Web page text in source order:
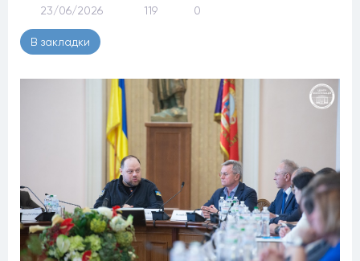
23/06/2026 119 0
В закладки